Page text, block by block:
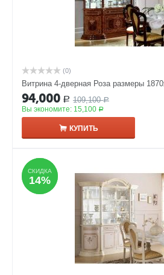
(0)
Витрина 4-дверная Роза размеры
94,000 Р 109,100 Р
Вы экономите: 15,100 Р
КУПИТЬ
СКИДКА
14%
СКИДКА
14%